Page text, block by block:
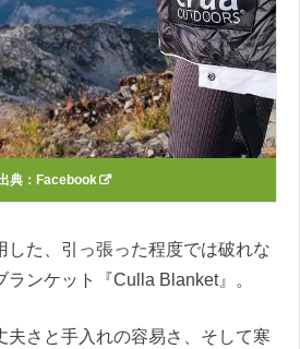
典： Facebook
した、引っ張った程度では破れな
ンケット『Culla Blanket』。
夫さと手入れの容易さ、そして寒